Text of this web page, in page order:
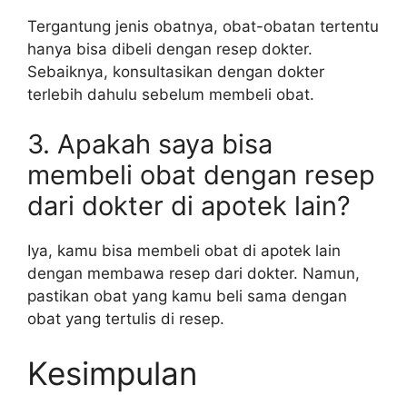
Tergantung jenis obatnya, obat-obatan tertentu
hanya bisa dibeli dengan resep dokter.
Sebaiknya, konsultasikan dengan dokter
terlebih dahulu sebelum membeli obat.
3. Apakah saya bisa
membeli obat dengan resep
dari dokter di apotek lain?
Iya, kamu bisa membeli obat di apotek lain
dengan membawa resep dari dokter. Namun,
pastikan obat yang kamu beli sama dengan
obat yang tertulis di resep.
Kesimpulan